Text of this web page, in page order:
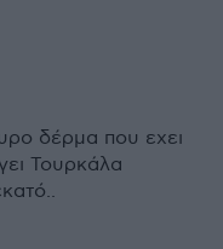
δέρμα που εχει
Τουρκάλα